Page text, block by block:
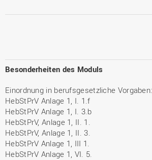
Besonderheiten des Moduls
Einordnung in berufsgesetzliche Vorgaben:
HebStPrV Anlage 1, I. 1.f
HebStPrV Anlage 1, I. 3.b
HebStPrV, Anlage 1, II. 1.
HebStPrV, Anlage 1, II. 3.
HebStPrV Anlage 1, III 1.
HebStPrV Anlage 1, VI. 5.